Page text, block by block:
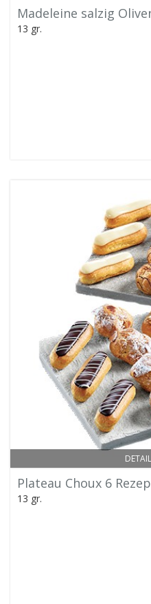
Madeleine salzig
13 gr.
Plateau Choux 6
13 gr.